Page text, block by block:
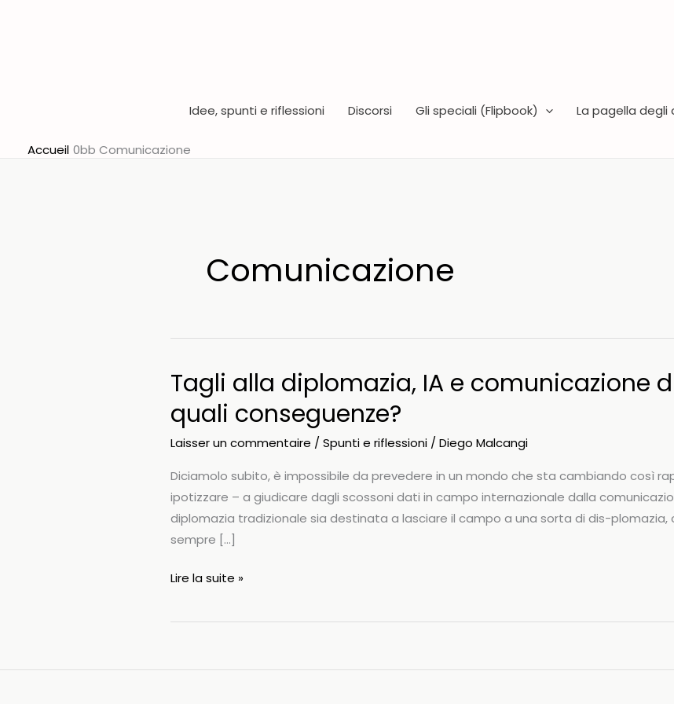
Idee, spunti e riflessioni Discorsi Gli speciali (Flipbook) La pagella degli
Accueil Comunicazione
Comunicazione
Tagli alla diplomazia, IA e comunicazione
quali conseguenze?
Laisser un commentaire /Spunti e riflessioni /Diego Malcangi
Diciamolo subito, è impossibile da prevedere in un mondo che sta cambiando così
ipotizzare – a giudicare dagli scossoni dati in campo internazionale dalla
diplomazia tradizionale sia destinata a lasciare il campo a una sorta di dis-plomazia,
sempre […]
Tagli
diplomazia,
Lire la suite »